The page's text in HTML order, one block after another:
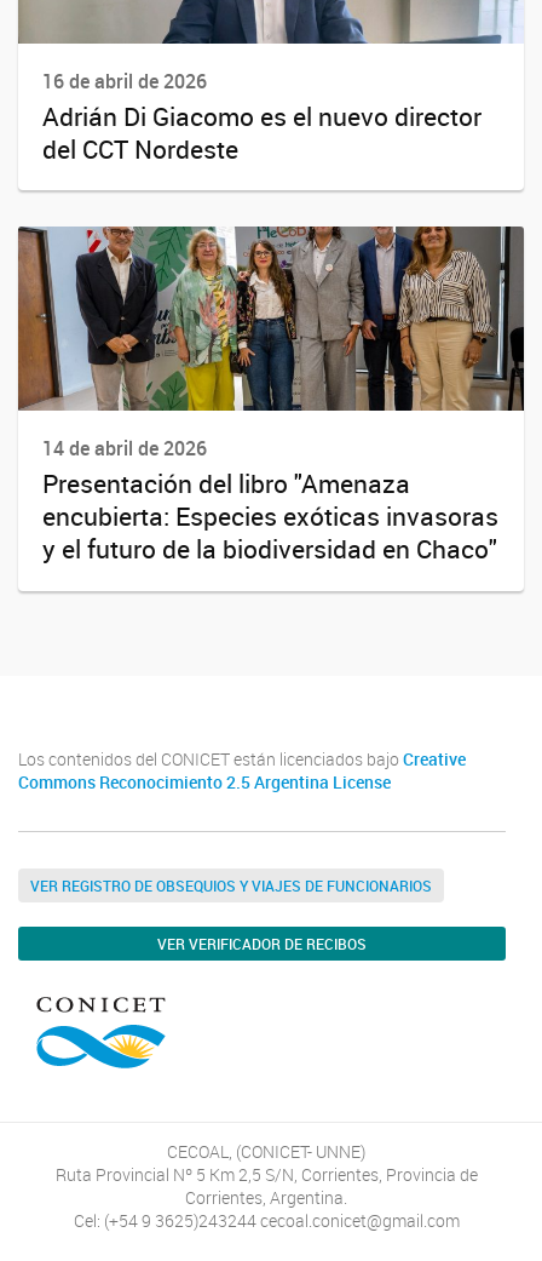
16 de abril de 2026
Adrián Di Giacomo es el nuevo director
del CCT Nordeste
14 de abril de 2026
Presentación del libro "Amenaza
encubierta: Especies exóticas invasoras
y el futuro de la biodiversidad en Chaco"
Los contenidos del CONICET están licenciados bajo Creative
Commons Reconocimiento 2.5 Argentina License
VER REGISTRO DE OBSEQUIOS Y VIAJES DE FUNCIONARIOS
VER VERIFICADOR DE RECIBOS
CECOAL, (CONICET- UNNE)
Ruta Provincial Nº 5 Km 2,5 S/N, Corrientes, Provincia de
Corrientes, Argentina.
Cel: (+54 9 3625)243244 cecoal.conicet@gmail.com